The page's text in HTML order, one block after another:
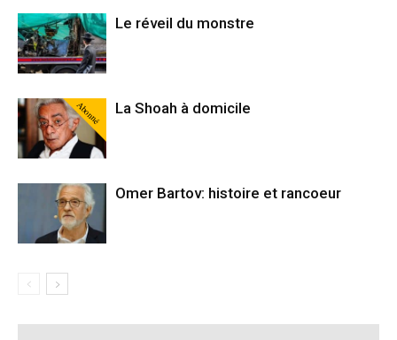
Le réveil du monstre
Abonné La Shoah à domicile
Omer Bartov: histoire et rancoeur